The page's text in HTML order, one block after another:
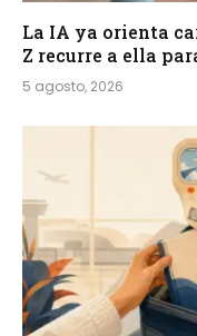
La IA ya orienta
Z recurre a ella
5 agosto, 2026